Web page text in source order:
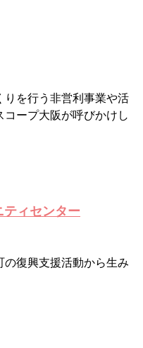
りを行う非営利事業や活
ープ大阪が呼びかけし
ィセンター
の復興支援活動から生み